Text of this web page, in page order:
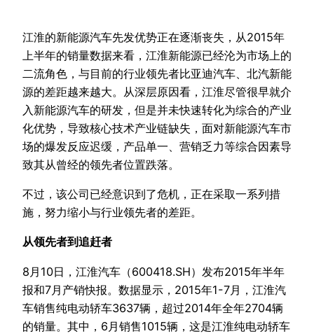
江淮的新能源汽车先发优势正在逐渐丧失，从2015年
上半年的销量数据来看，江淮新能源已经沦为市场上的
二流角色，与目前的行业领先者比亚迪汽车、北汽新能
源的差距越来越大。从深层原因看，江淮尽管很早就介
入新能源汽车的研发，但是并未快速转化为综合的产业
化优势，导致核心技术产业链缺失，面对新能源汽车市
场的爆发反应迟缓，产品单一、营销乏力等综合因素导
致其从曾经的领先者位置跌落。
不过，该公司已经意识到了危机，正在采取一系列措
施，努力缩小与行业领先者的差距。
从领先者到追赶者
8月10日，江淮汽车（600418.SH）发布2015年半年
报和7月产销快报。数据显示，2015年1-7月，江淮汽
车销售纯电动轿车3637辆，超过2014年全年2704辆
的销量。其中，6月销售1015辆，这是江淮纯电动轿车